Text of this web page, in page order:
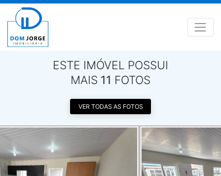
ESTE IMÓVEL POSSUI
MAIS 11 FOTOS
VER TODAS AS FOTOS